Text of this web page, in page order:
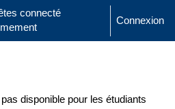
de recherche
connecté
Connexion
disponible pour les étudiants